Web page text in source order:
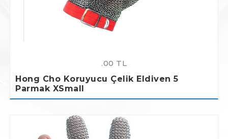
.00 TL
Hong Cho Koruyucu Çelik Eldiven 5
Parmak XSmall